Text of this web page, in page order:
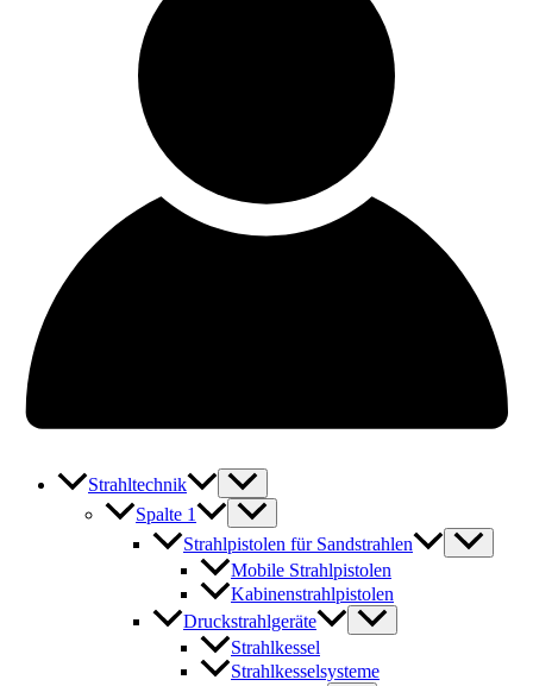
Strahltechnik
Spalte 1
Strahlpistolen für Sandstrahlen
Mobile Strahlpistolen
Kabinenstrahlpistolen
Druckstrahlgeräte
Strahlkessel
Strahlkesselsysteme